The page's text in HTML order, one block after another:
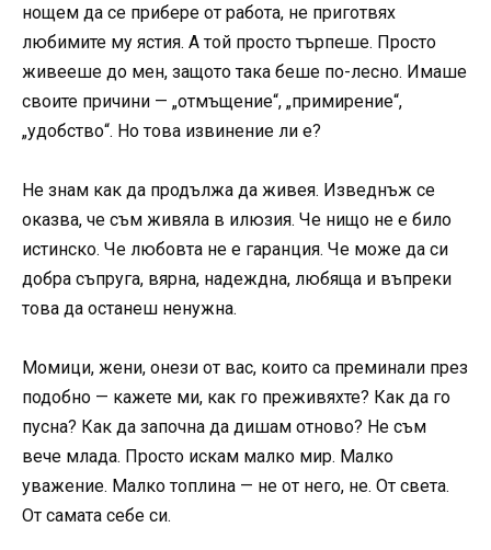
нощем да се прибере от работа, не приготвях
любимите му ястия. А той просто търпеше. Просто
живееше до мен, защото така беше по-лесно. Имаше
своите причини — „отмъщение“, „примирение“,
„удобство“. Но това извинение ли е?
Не знам как да продължа да живея. Изведнъж се
оказва, че съм живяла в илюзия. Че нищо не е било
истинско. Че любовта не е гаранция. Че може да си
добра съпруга, вярна, надеждна, любяща и въпреки
това да останеш ненужна.
Момици, жени, онези от вас, които са преминали през
подобно — кажете ми, как го преживяхте? Как да го
пусна? Как да започна да дишам отново? Не съм
вече млада. Просто искам малко мир. Малко
уважение. Малко топлина — не от него, не. От света.
От самата себе си.